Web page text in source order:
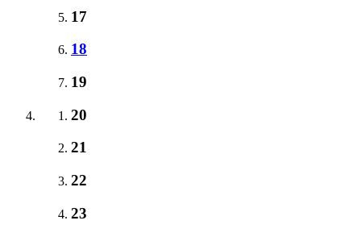
17
18
19
20
21
22
23